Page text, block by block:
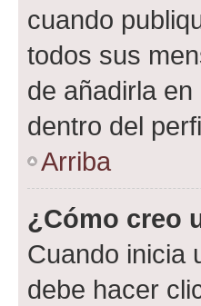
cuando
todos sus
de añadirla
dentro del
Arriba
¿Cómo creo
Cuando inicia
debe hacer